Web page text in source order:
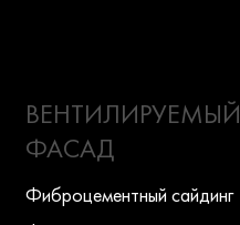
ВЕНТИЛИРУЕМЫЙ
ФАСАД
Фиброцементный сайдинг